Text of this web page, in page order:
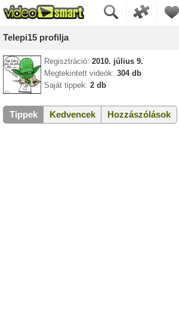
Telepi15 profilja
Regisztráció: 2010. július 9.
Megtekintett videók: 304 db
Saját tippek: 2 db
Tippek Kedvencek Hozzászólások